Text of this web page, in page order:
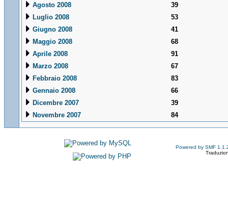
Agosto 2008
39
Luglio 2008
53
Giugno 2008
41
Maggio 2008
68
Aprile 2008
91
Marzo 2008
67
Febbraio 2008
83
Gennaio 2008
66
Dicembre 2007
39
Novembre 2007
84
Powered by SMF